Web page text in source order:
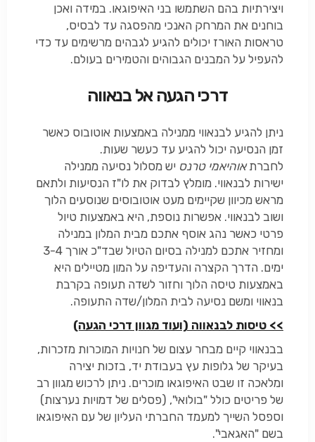
ויצירתיות בהם השתמשו בני האיפוגאו. במידה ואכן
בוחנים את המרחק האנכי מהפסגה עד לבסיס,
טראסות האורז יכולים להגיע לגבהים מרשימים עד כדי
להעפיל על המבנים הגבוהים והטמירים בעולם.
דרכי הגעה אל בנאווה
ניתן להגיע לבנאווי ממנילה באמצעות אוטובוס כאשר
זמן הנסיעה יכול להגיע עד כעשר שעות.
לחברתאוהיאמי טרנס יש מסלול נסיעה ממנילה
ישירות לבנאווי. מומלץ לבדוק את לו"ז הנסיעות ולתאם
מראש מכיוון שקיימים מעט אוטובוסים שנוסעים הלוך
ושוב לבנאווי. אפשרות נוספת, היא באמצעות טיול
פרטי כאשר נהג אוסף אתכם מבית המלון במנילה
ומחזיר אתכם למנילה בסיום הטיול שבד"כ אורך 3-4
ימים. הדרך הקצרה והעדיפה על המון מטיילים היא
באמצעות טיסה הלוך וחזור לשדה תעופה בקרבת
בנאווי ומשם נסיעה לבית המלון/שדה התעופה.
>> טיסות לבנאווה (ועוד מגוון דרכי הגעה)
בבנאווי קיים מבחר עצום של חנויות המוכרות מזכרות,
בעיקר של גלופות עץ בעבודת יד, בזכות יצירה
ומלאכה זו שבט האיפוגאו מוכרים. ניתן לרכוש מגוון רב
של פריטים כולל "בולואי", (פסלים של דמויות נערצות)
וספסל השייך למעמד החברתי העליון של עם האיפוגאו
בשם "האגאבי".